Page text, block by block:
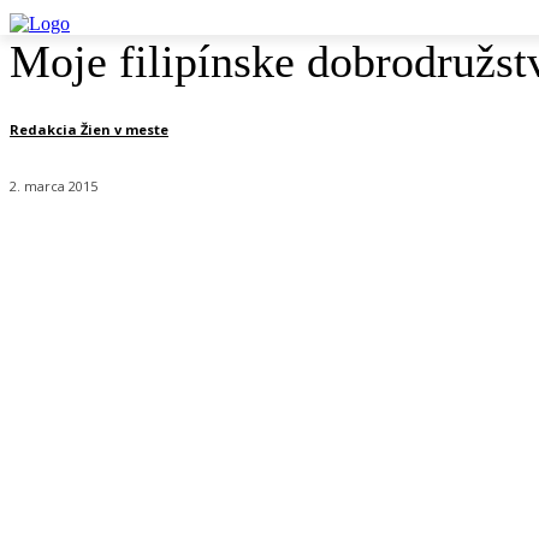
Moje filipínske
Redakcia Žien v meste
2. marca 2015